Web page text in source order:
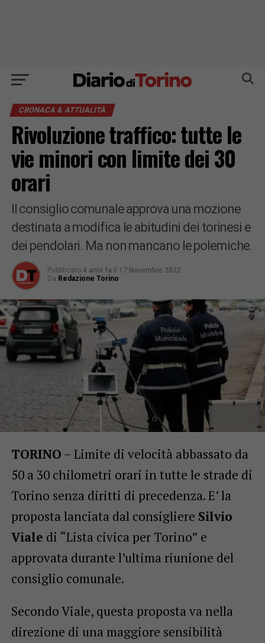
CRONACA & ATTUALITÀ
Rivoluzione traffico: tutte le
vie minori con limite dei 30
orari
Il consiglio comunale approva una mozione
destinata a modifica le abitudini dei torinesi e
dei pendolari. Ma non mancano le polemiche.
Pubblicato 4 anni fa il 17 Novembre 2022
Da Redazione Torino
TORINO – Limite di velocità abbassato da
50 a 30 chilometri orari in tutte le strade di
Torino senza diritti di precedenza. E’ la
proposta lanciata dal consigliere Silvio
Viale di “Lista civica per Torino” e
approvata durante l’ultima riunione del
consiglio comunale.
Secondo Viale, questa proposta va nella
direzione di una maggiore sensibilità